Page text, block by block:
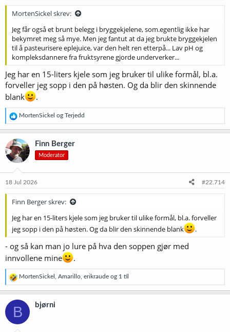
MortenSickel skrev:
Jeg får også et brunt belegg i bryggekjelene, som.egentlig ikke har
bekymret meg så mye. Men jeg fantut at da jeg brukte bryggekjelen
til å pasteurisere eplejuice, var den helt ren etterpå... Lav pH og
kompleksdannere fra fruktsyrene gjorde underverker...
Jeg har en 15-liters kjele som jeg bruker til ulike formål, bl.a.
forveller jeg sopp i den på høsten. Og da blir den skinnende
blank
.
R
e
a
k
s
j
o
e
MortenSickel og Terjedd
Finn Berger
Moderator
18 Jul 2026 #22.714
Finn Berger skrev:
Jeg har en 15-liters kjele som jeg bruker til ulike formål, bl.a. forveller
jeg sopp i den på høsten. Og da blir den skinnende blank
.
- og så kan man jo lure på hva den soppen gjør med
innvollene mine
.
R
e
a
k
s
j
o
MortenSickel Amarillo erikraude og 1 til
B bjørni